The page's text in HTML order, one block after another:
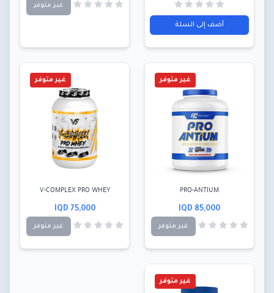
أضف إلى السلة
غير متوفر
غير متوفر
PRO-ANTIUM
85,000 IQD
غير متوفر
غير متوفر
V-COMPLEX PRO WHEY
75,000 IQD
غير متوفر
غير متوفر